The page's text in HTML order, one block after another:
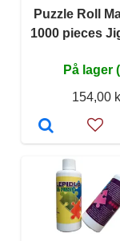
Puzzle Roll
1000 pieces
På lager
154,00